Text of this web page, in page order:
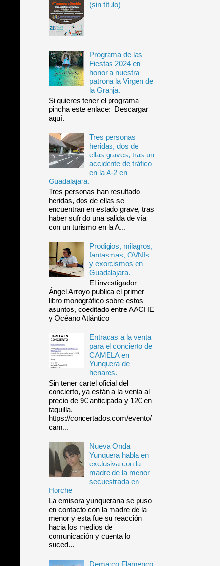
(sin título)
Programa de las
Fiestas 2024 en
honor a nuestra
patrona la Virgen de
la Granja.
Si quieres tener el programa
pincha este enlace: Descargar
aquí.
Tres personas
heridas, dos de
ellas graves, tras un
accidente de tráfico
en la A-2 en
Guadalajara.
Tres personas han resultado
heridas, dos de ellas se
encuentran en estado grave, tras
haber sufrido una salida de vía
con un turismo en la A...
Prodigios, milagros,
fantasmas, OVNIs
y exorcismos en
Guadalajara.
El investigador
Ángel Arroyo publica el primer
libro monográfico sobre estos
asuntos, coeditado entre AACHE
y Océano Atlántico.
Entradas a la venta
para el concierto de
CAMELA en
Yunquera de
henares.
Sin tener cartel oficial del
concierto, ya están a la venta al
precio de 9€ anticipada y 12€ en
taquilla.
https://concertados.com/evento/
cam...
Nueva Onda
Yunquera habla en
exclusiva con la
madre de la menor
secuestrada en
Horche
La emisora yunquerana se puso
en contacto con la madre de la
menor y esta fue su reacción
hacia los medios de
comunicación y cuenta lo
suced...
Demarco Flamenco